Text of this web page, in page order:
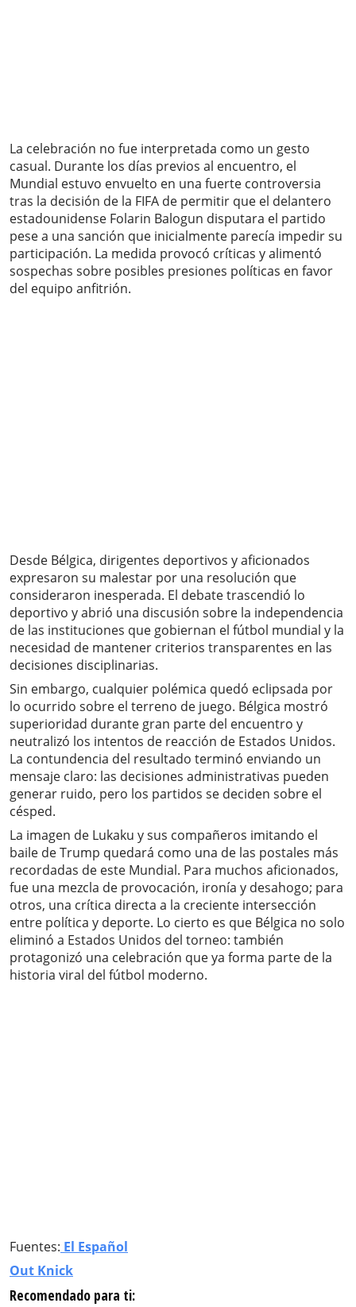
La celebración no fue interpretada como un gesto
casual. Durante los días previos al encuentro, el
Mundial estuvo envuelto en una fuerte controversia
tras la decisión de la FIFA de permitir que el delantero
estadounidense Folarin Balogun disputara el partido
pese a una sanción que inicialmente parecía impedir su
participación. La medida provocó críticas y alimentó
sospechas sobre posibles presiones políticas en favor
del equipo anfitrión.
Desde Bélgica, dirigentes deportivos y aficionados
expresaron su malestar por una resolución que
consideraron inesperada. El debate trascendió lo
deportivo y abrió una discusión sobre la independencia
de las instituciones que gobiernan el fútbol mundial y la
necesidad de mantener criterios transparentes en las
decisiones disciplinarias.
Sin embargo, cualquier polémica quedó eclipsada por
lo ocurrido sobre el terreno de juego. Bélgica mostró
superioridad durante gran parte del encuentro y
neutralizó los intentos de reacción de Estados Unidos.
La contundencia del resultado terminó enviando un
mensaje claro: las decisiones administrativas pueden
generar ruido, pero los partidos se deciden sobre el
césped.
La imagen de Lukaku y sus compañeros imitando el
baile de Trump quedará como una de las postales más
recordadas de este Mundial. Para muchos aficionados,
fue una mezcla de provocación, ironía y desahogo; para
otros, una crítica directa a la creciente intersección
entre política y deporte. Lo cierto es que Bélgica no solo
eliminó a Estados Unidos del torneo: también
protagonizó una celebración que ya forma parte de la
historia viral del fútbol moderno.
Fuentes: El Español
Out Knick
Recomendado para ti: